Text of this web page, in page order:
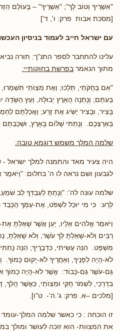
"אַשְׁרֶיךָ וְטוֹב לָךְ"; "אַשְׁרֶיךָ" – בָּעוֹלָם
[מסכת אבות פרק: ו', ד']
עם ישראל חייב לעמוד בניסיון
עלינו להתחבר לספר התנ"ך: תורה
מתוך הנאמר בפרשת בחוקותיי:
"אִם בְּחֻקֹּתַי, תֵּלֵכוּ; וְאֶת מִצְוֺתַי
בְּעִתָּם; וְנָתְנָה הָאָרֶץ יְבוּלָהּ, וְעֵץ הַשָּׂדֶה
בָּצִיר, וּבָצִיר יַשִּׂיג אֶת זָרַע; וַאֲכַלְתֶּם
בְּאַרְצְכֶם. וְנָתַתִּי שָׁלוֹם בָּאָרֶץ, וּשְׁכַבְתֶּם
שלמה המלך משמש דוגמא טובה:
היה צעיר מאד והתמנה למלך ישראל
לגבעון ושם נראה לו ה' בחלום:
שלמה עונה לה': "וְנָתַתָּ לְעַבְדְּךָ לֵב
לְרָע: כִּי מִי יוּכַל לִשְׁפֹּט, אֶת-עַמְּךָ הַכָּבֵד
וַיֹּאמֶר אֱלֹהִים אֵלָיו, יַעַן אֲשֶׁר שָׁאַלְתָּ
רַבִּים וְלֹא-שָׁאַלְתָּ לְּךָ עֹשֶׁר, וְלֹא שָׁאַלְתָּ,
מִשְׁפָּט. הִנֵּה עָשִׂיתִי, כִּדְבָרֶיךָ; הִנֵּה נָתַתִּי
לֹא-הָיָה לְפָנֶיךָ, וְאַחֲרֶיךָ לֹא-יָקוּם
גַּם-עֹשֶׁר גַּם-כָּבוֹד: אֲשֶׁר לֹא-הָיָה כָמוֹךָ
בִּדְרָכַי, לִשְׁמֹר חֻקַּי וּמִצְוֺתַי, כַּאֲשֶׁר הָלַךְ,
[מלכים –א. פרק: ג'.ה'- ט"ו].
זו הוכחה : כי כאשר שלמה המלך-עומד
את המצוות- הוא זוכה לעושר ומולך